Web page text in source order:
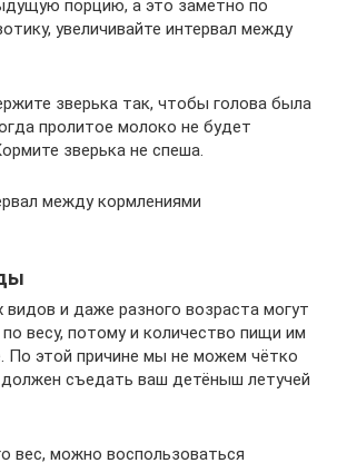
порцию, а это заметно по
увеличивайте интервал между
зверька так, чтобы голова была
пролитое молоко не будет
зверька не спеша.
между кормлениями
и даже разного возраста могут
весу, потому и количество пищи им
По этой причине мы не можем чётко
должен съедать ваш детёныш летучей
вес, можно воспользоваться